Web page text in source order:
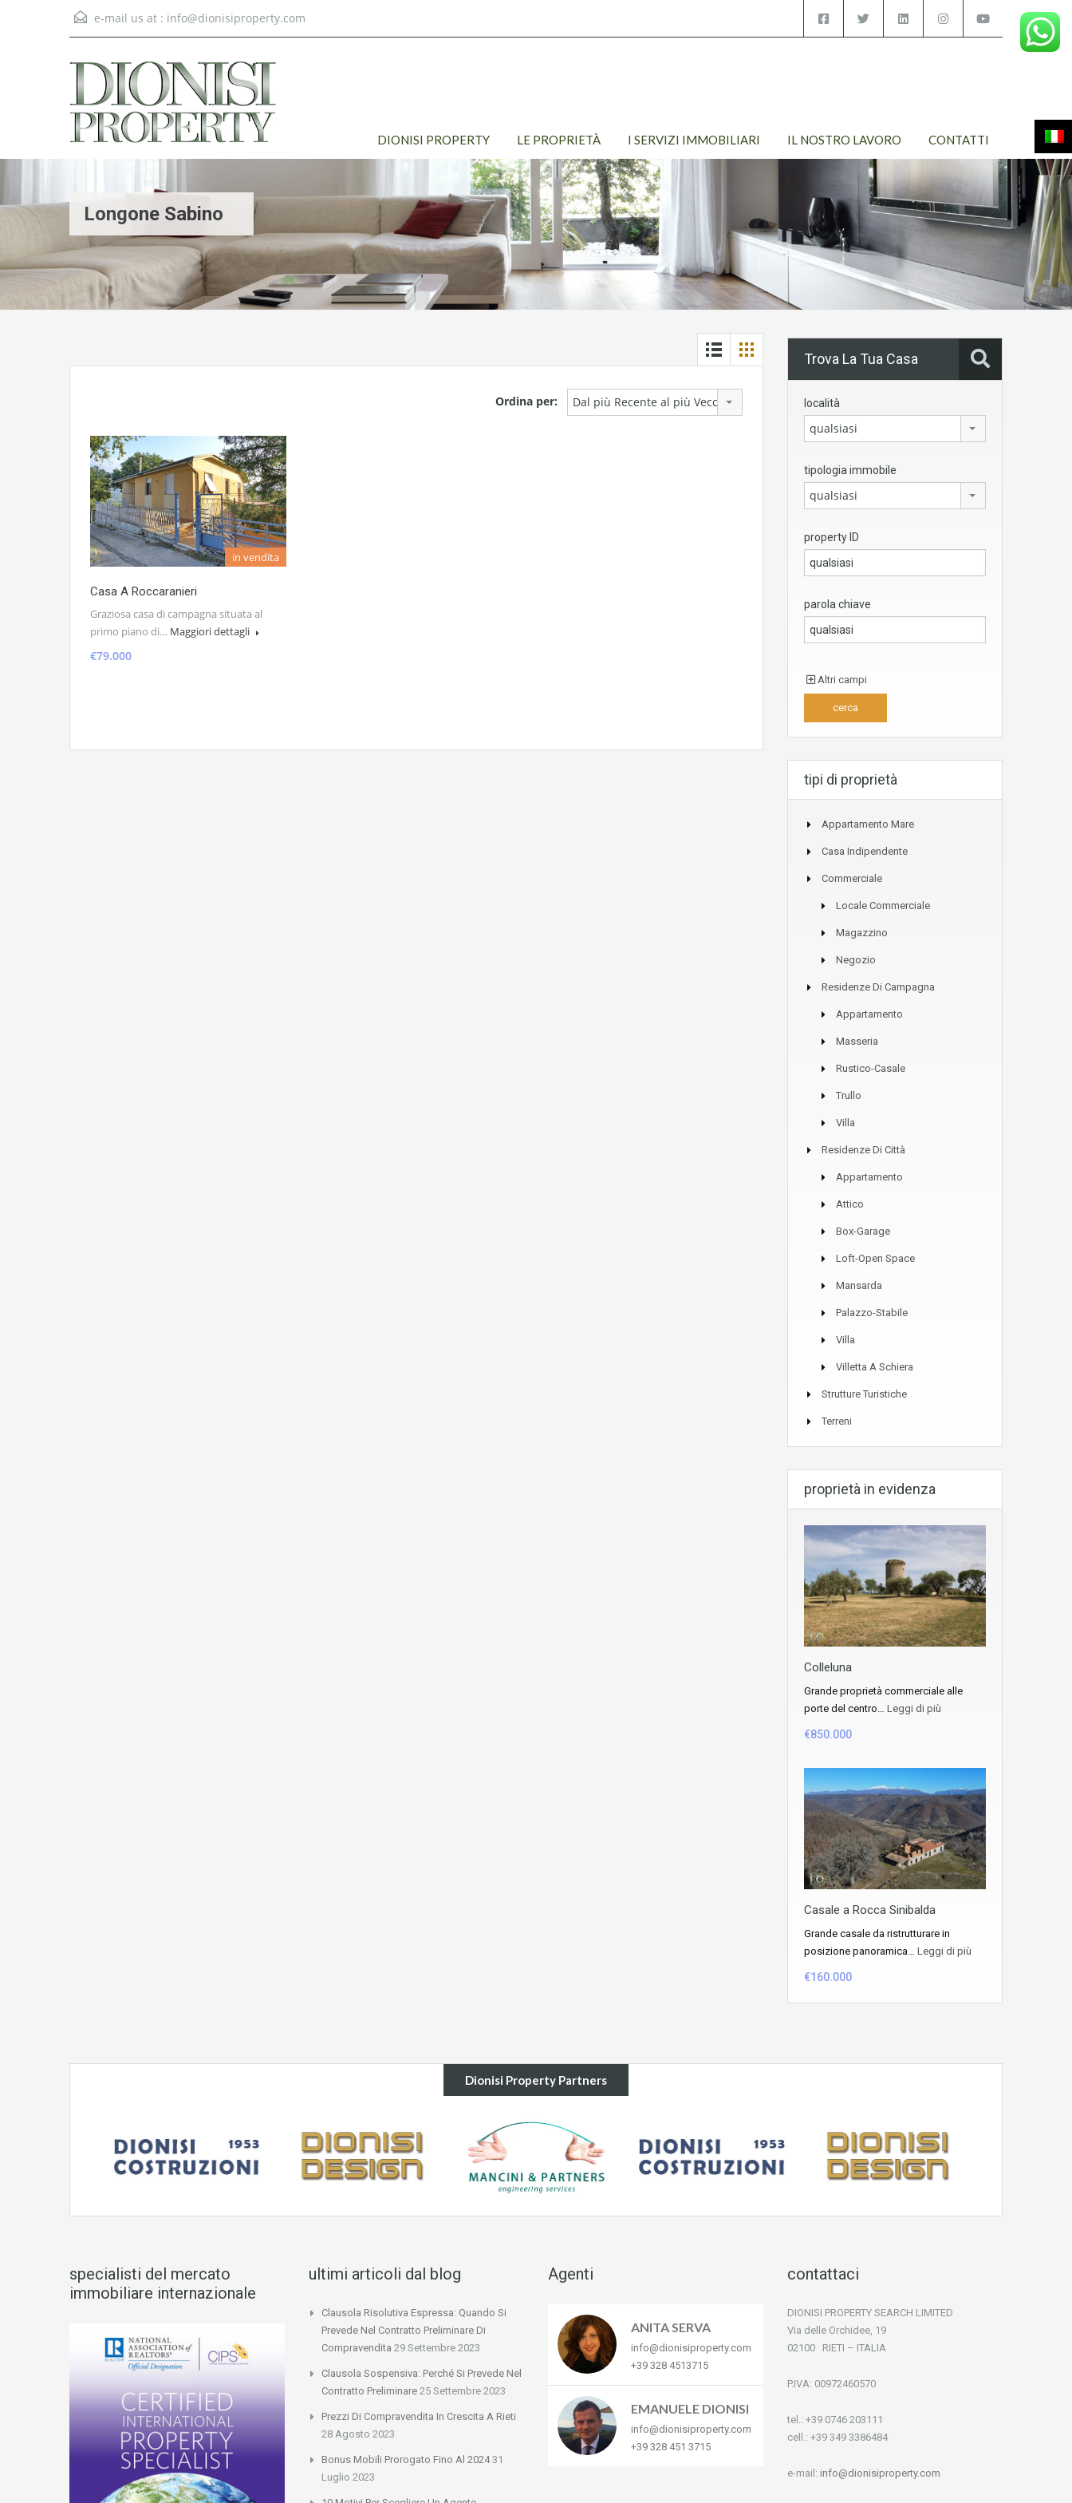
e-mail us at : info@dionisiproperty.com
DIONISI PROPERTY LE PROPRIETÀ I SERVIZI IMMOBILIARI IL NOSTRO LAVORO CONTATTI
Longone Sabino
Ordina per: Dal più Recente al più Vecchio
in vendita
Casa A Roccaranieri
Graziosa casa di campagna situata al
primo piano di… Maggiori dettagli
€79.000
Trova La Tua Casa
località
qualsiasi
tipologia immobile
qualsiasi
property ID
parola chiave
Altri campi
tipi di proprietà
Appartamento Mare
Casa Indipendente
Commerciale
Locale Commerciale
Magazzino
Negozio
Residenze Di Campagna
Appartamento
Masseria
Rustico-Casale
Trullo
Villa
Residenze Di Città
Appartamento
Attico
Box-Garage
Loft-Open Space
Mansarda
Palazzo-Stabile
Villa
Villetta A Schiera
Strutture Turistiche
Terreni
proprietà in evidenza
Colleluna
Grande proprietà commerciale alle
porte del centro… Leggi di più
€850.000
Casale a Rocca Sinibalda
Grande casale da ristrutturare in
posizione panoramica… Leggi di più
€160.000
Dionisi Property Partners
specialisti del mercato
immobiliare internazionale
ultimi articoli dal blog
Clausola Risolutiva Espressa: Quando Si
Prevede Nel Contratto Preliminare Di
Compravendita 29 Settembre 2023
Clausola Sospensiva: Perché Si Prevede Nel
Contratto Preliminare 25 Settembre 2023
Prezzi Di Compravendita In Crescita A Rieti
28 Agosto 2023
Bonus Mobili Prorogato Fino Al 2024 31
Luglio 2023
Agenti
ANITA SERVA
info@dionisiproperty.com
+39 328 4513715
EMANUELE DIONISI
info@dionisiproperty.com
+39 328 451 3715
contattaci
DIONISI PROPERTY SEARCH LIMITED
Via delle Orchidee, 19
02100 RIETI – ITALIA
P.IVA: 00972460570
tel.: +39 0746 203111
cell.: +39 349 3386484
e-mail: info@dionisiproperty.com